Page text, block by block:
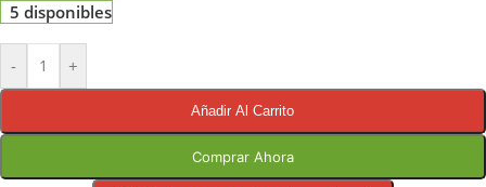
5 disponibles
- +
Añadir Al Carrito
Comprar Ahora